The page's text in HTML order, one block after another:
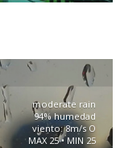
moderate rain
94% humedad
viento: 8m/s O
MAX 25 • MIN 25